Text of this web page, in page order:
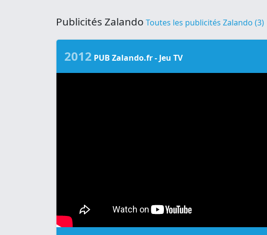
Publicités Zalando Toutes les publicités Zalando (3)
2012 PUB Zalando.fr - Jeu TV